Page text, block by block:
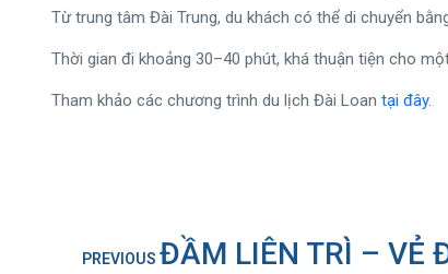
Từ trung tâm Đài Trung, du khách có thể di chuyển
Thời gian đi khoảng 30–40 phút, khá thuận tiện cho
Tham khảo các chương trình du lịch Đài Loan tại đây.
PREVIOUS ĐẦM LIÊN TRÌ – VẺ